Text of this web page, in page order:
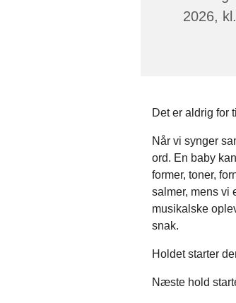
2026,
Det er aldrig for
Når vi synger
ord. En baby
former, toner,
salmer, mens vi
musikalske
snak.
Holdet starter
Næste hold